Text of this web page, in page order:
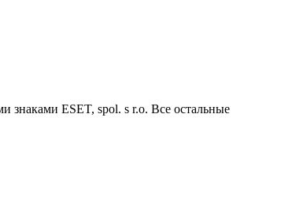
знаками ESET, spol. s r.o. Все остальные